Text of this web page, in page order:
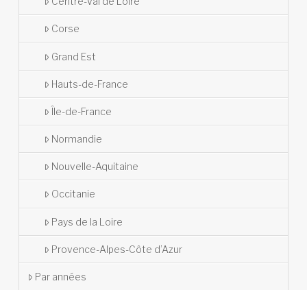
Corse
Grand Est
Hauts-de-France
Île-de-France
Normandie
Nouvelle-Aquitaine
Occitanie
Pays de la Loire
Provence-Alpes-Côte d’Azur
Par années